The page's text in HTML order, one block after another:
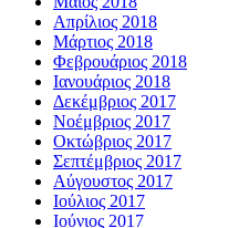
Απρίλιος 2018
Μάρτιος 2018
Φεβρουάριος 2018
Ιανουάριος 2018
Δεκέμβριος 2017
Νοέμβριος 2017
Οκτώβριος 2017
Σεπτέμβριος 2017
Αύγουστος 2017
Ιούλιος 2017
Ιούνιος 2017